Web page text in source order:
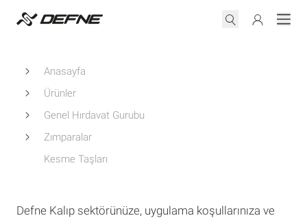
Anasayfa
Ürünler
Genel Hırdavat Gurubu
Zımparalar
Kesme Taşları
Defne Kalıp sektörünüze, uygulama koşullarınıza ve